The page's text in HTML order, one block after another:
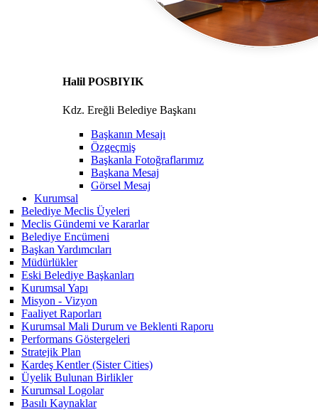
Halil POSBIYIK
Kdz. Ereğli Belediye Başkanı
Başkanın Mesajı
Özgeçmiş
Başkanla Fotoğraflarımız
Başkana Mesaj
Görsel Mesaj
Kurumsal
Belediye Meclis Üyeleri
Meclis Gündemi ve Kararlar
Belediye Encümeni
Başkan Yardımcıları
Müdürlükler
Eski Belediye Başkanları
Kurumsal Yapı
Misyon - Vizyon
Faaliyet Raporları
Kurumsal Mali Durum ve Beklenti Raporu
Performans Göstergeleri
Stratejik Plan
Kardeş Kentler (Sister Cities)
Üyelik Bulunan Birlikler
Kurumsal Logolar
Basılı Kaynaklar